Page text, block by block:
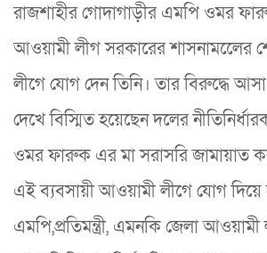
রাজশাহীর গোদাগাড়ীর এমপি ওমর
আওয়ামী লীগ সরকারের শাসনামলেের
লীগে যোগ দেন তিনি। তার বিরুদ্ধে
দেখে বিস্মিত হয়েছেন দলের
ওমর ফারুক এর মা সরাসরি জামায়াত
এই ব্যবসায়ী আওয়ামী লীগে যোগ দিয়ে
এমপি,প্রতিমন্ত্রী, এমনকি জেলা